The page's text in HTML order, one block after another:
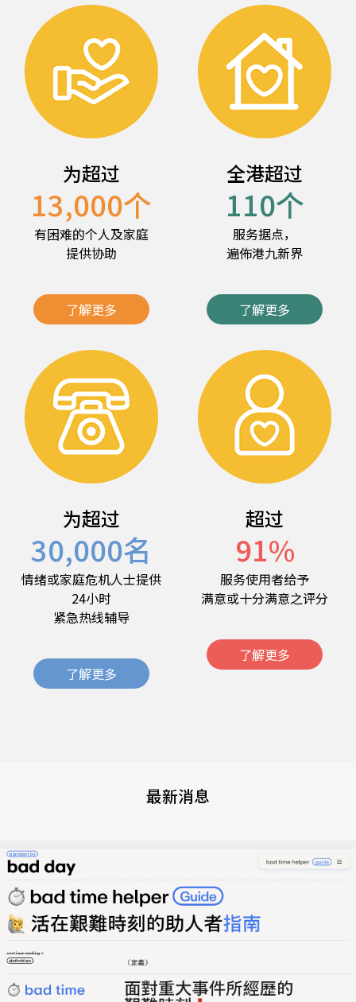
为超过
13,000个
有困难的个人及家庭
提供协助
了解更多
全港超过
110个
服务据点，
遍佈港九新界
了解更多
为超过
30,000名
情绪或家庭危机人士提供
24小时
紧急热线辅导
了解更多
超过
91%
服务使用者给予
满意或十分满意之评分
了解更多
最新消息